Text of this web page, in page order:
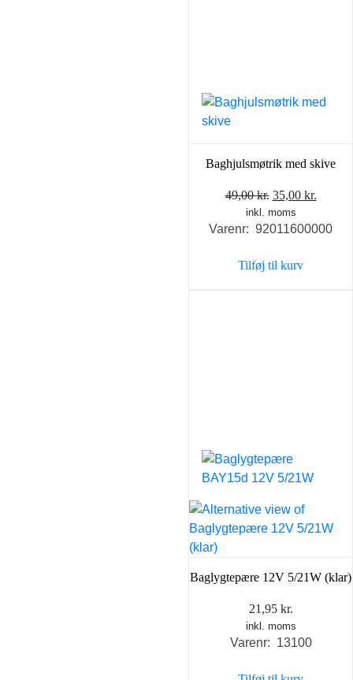
Baghjulsmøtrik med skive
49,00kr. Den
oprindelige
pris
49,00 kr..
35,00 kr.
pris
inkl. moms
Varenr: 92011600000
Tilføj til kurv
Baglygtepære 12V 5/21W (klar)
21,95 kr.
inkl. moms
Varenr: 13100